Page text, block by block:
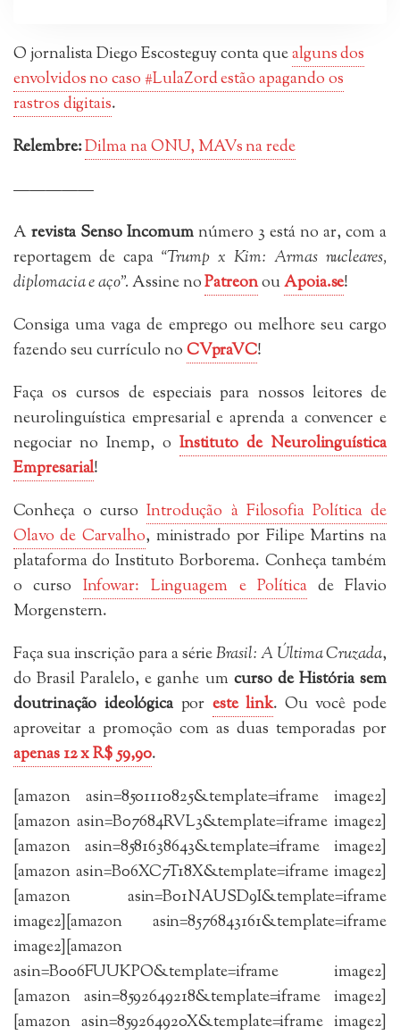
O jornalista Diego Escosteguy conta quealguns dos
envolvidos no caso #LulaZord estão apagando os
rastros digitais.
Relembre:Dilma na ONU, MAVs na rede
—————
Arevista Senso Incomumnúmero 3 está no ar, com a
reportagem de capa “Trump x Kim: Armas nucleares,
diplomacia e aço”.Assine noPatreonouApoia.se!
Consiga uma vaga de emprego ou melhore seu cargo
fazendo seu currículo noCVpraVC!
Faça os cursos de especiais para nossos leitores de
neurolinguística empresarial e aprenda a convencer e
negociar no Inemp, o Instituto de Neurolinguística
Empresarial!
Conheça o curso Introdução à Filosofia Política de
Olavo de Carvalho, ministrado por Filipe Martins na
plataforma do Instituto Borborema. Conheça também
o curso Infowar: Linguagem e Políticade Flavio
Morgenstern.
Faça sua inscrição para a sérieBrasil: A Última Cruzada,
do Brasil Paralelo, e ganhe um curso de História sem
doutrinação ideológica por este link. Ou você pode
aproveitar a promoção com as duas temporadas por
apenas 12 x R$ 59,90.
[amazon asin=8501110825&template=iframe image2]
[amazon asin=B07684RVL3&template=iframe image2]
[amazon asin=8581638643&template=iframe image2]
[amazon asin=B06XC7T18X&template=iframe image2]
[amazon asin=B01NAUSD9I&template=iframe
image2][amazon asin=8576843161&template=iframe
image2][amazon
asin=B006FUUKPO&template=iframe image2]
[amazon asin=8592649218&template=iframe image2]
[amazon asin=859264920X&template=iframe image2]